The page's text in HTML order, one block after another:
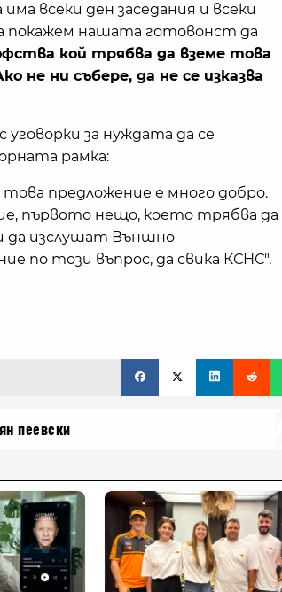
всеки ден заседания и всеки
покажем нашата готовонст да
кой трябва да вземе това
не ни събере, да не се изказва
за нуждата да се
рамка:
това предложение е много добро.
първото нещо, което трябва да
да изслушат Външно
по този въпрос, да свика КСНС",
пеевски